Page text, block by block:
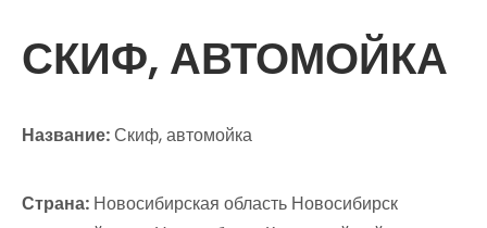
СКИФ, АВТОМОЙКА
Название:Скиф, автомойка
Страна: Новосибирская область Новосибирск